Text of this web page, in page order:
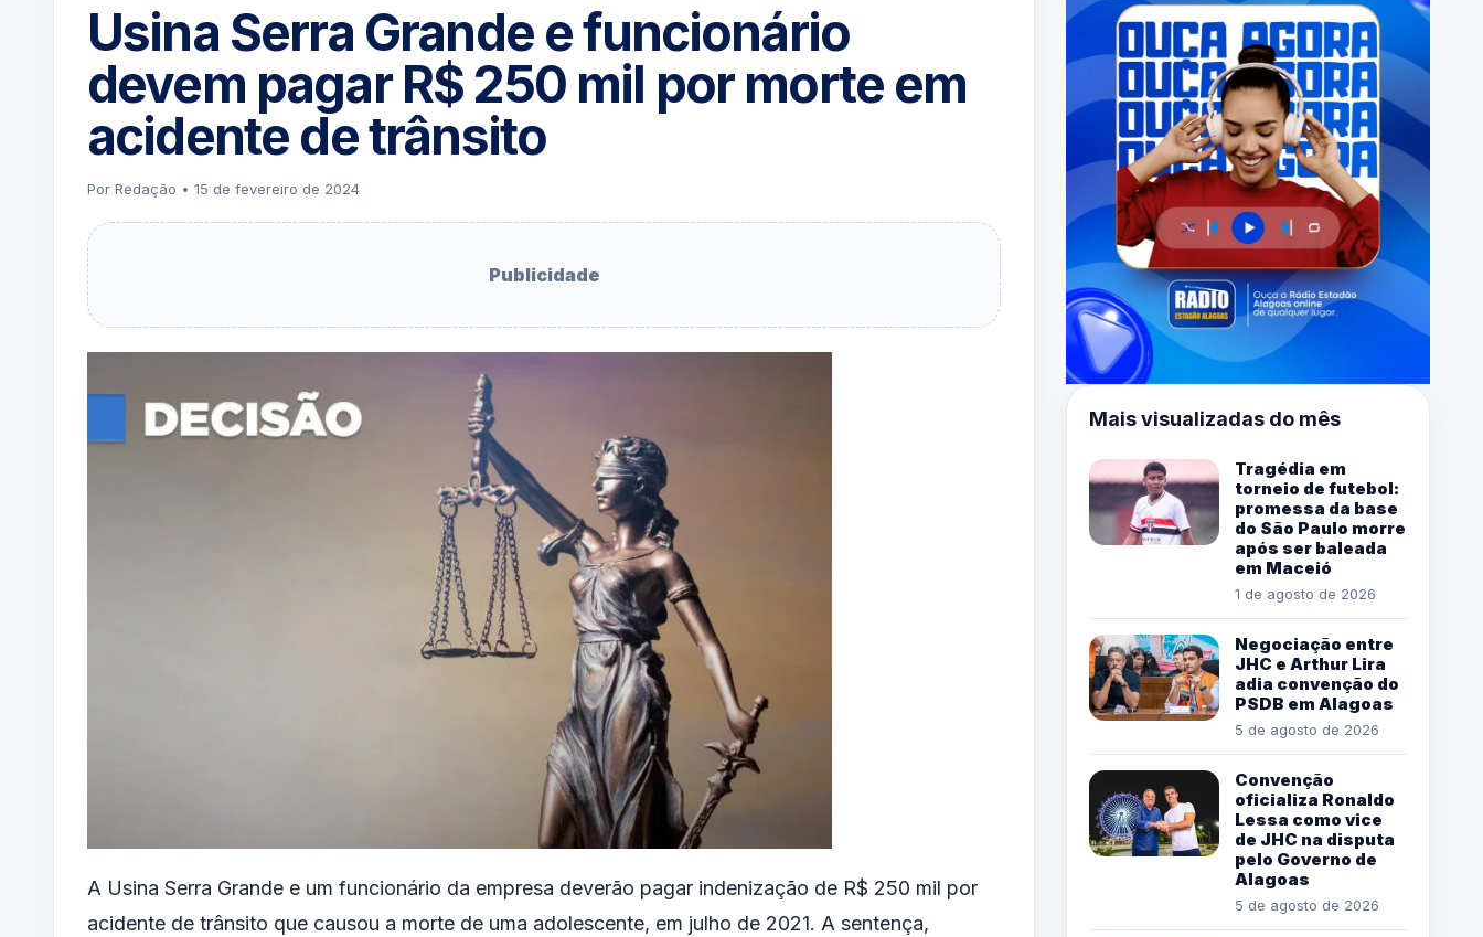
Usina Serra Grande e funcionário
devem pagar R$ 250 mil por morte em
acidente de trânsito
Por Redação • 15 de fevereiro de 2024
Publicidade
A Usina Serra Grande e um funcionário da empresa deverão pagar indenização de R$ 250 mil por
acidente de trânsito que causou a morte de uma adolescente, em julho de 2021. A sentença,
Mais visualizadas do mês
Tragédia em
torneio de futebol:
promessa da base
do São Paulo morre
após ser baleada
em Maceió
1 de agosto de 2026
Negociação entre
JHC e Arthur Lira
adia convenção do
PSDB em Alagoas
5 de agosto de 2026
Convenção
oficializa Ronaldo
Lessa como vice
de JHC na disputa
pelo Governo de
Alagoas
5 de agosto de 2026